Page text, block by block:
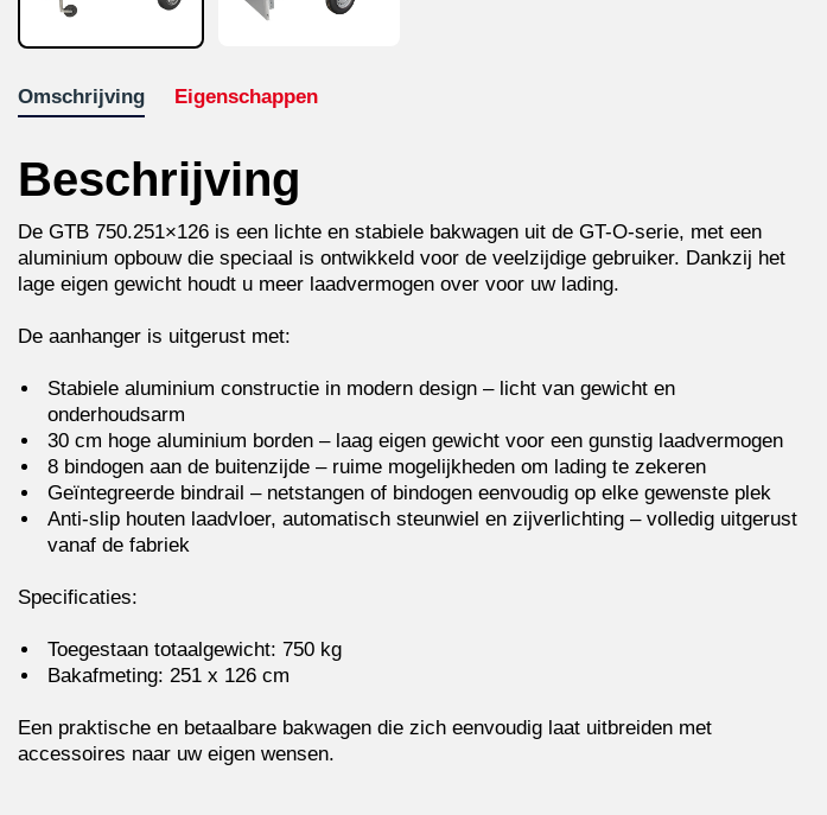
Omschrijving Eigenschappen
Beschrijving
De GTB 750.251×126 is een lichte en stabiele bakwagen uit de GT-O-serie, met een
aluminium opbouw die speciaal is ontwikkeld voor de veelzijdige gebruiker. Dankzij het
lage eigen gewicht houdt u meer laadvermogen over voor uw lading.
De aanhanger is uitgerust met:
Stabiele aluminium constructie in modern design – licht van gewicht en
onderhoudsarm
30 cm hoge aluminium borden – laag eigen gewicht voor een gunstig laadvermogen
8 bindogen aan de buitenzijde – ruime mogelijkheden om lading te zekeren
Geïntegreerde bindrail – netstangen of bindogen eenvoudig op elke gewenste plek
Anti-slip houten laadvloer, automatisch steunwiel en zijverlichting – volledig uitgerust
vanaf de fabriek
Specificaties:
Toegestaan totaalgewicht: 750 kg
Bakafmeting: 251 x 126 cm
Een praktische en betaalbare bakwagen die zich eenvoudig laat uitbreiden met
accessoires naar uw eigen wensen.